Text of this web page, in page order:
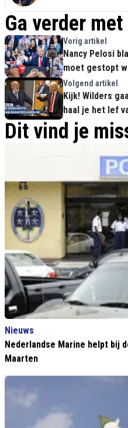
Ga verder met
Vorig artikel
Nancy Pelosi
moet gestopt
Volgend artikel
Kijk! Wilders
haal je het lef
racist te
Dit vind je
Nieuws
Nederlandse Marine helpt bij
Maarten